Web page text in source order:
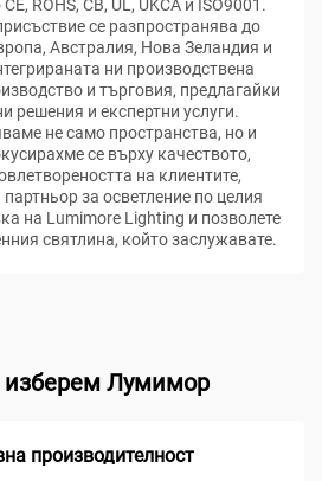
ROHS, CB, UL, UKCA и ISO9001.
се разпространява до
Австралия, Нова Зеландия и
ни производствена
и търговия, предлагайки
решения и експертни услуги.
не само пространства, но и
се върху качеството,
на клиентите,
за осветление по целия
на Lumimore Lighting и позволете
святлина, който заслужавате.
Лумимор
производителност